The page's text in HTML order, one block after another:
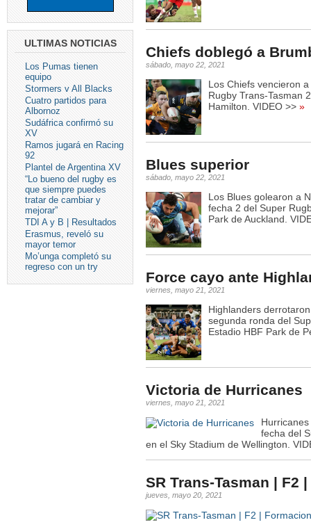
ULTIMAS NOTICIAS
Los Pumas tienen
equipo
Stormers v All Blacks
Cuatro partidos para
Albornoz
Sudáfrica confirmó su
XV
Ramos jugará en Racing
92
Plantel de Argentina XV
“Lo bueno del rugby es
que siempre puedes
tratar de cambiar y
mejorar”
TDI A y B | Resultados
Erasmus, reveló su
mayor temor
Mo’unga completó su
regreso con un try
Chiefs doblegó a
sábado, mayo 22, 2021
Los Chiefs vencieron
Rugby Trans-Tasman
Hamilton. VIDEO >> »
Blues superior
sábado, mayo 22, 2021
Los Blues golearon a
fecha 2 del Super
Park de Auckland.
Force cayo ante
viernes, mayo 21, 2021
Highlanders
segunda ronda del
Estadio HBF Park de
Victoria de Hurricanes
viernes, mayo 21, 2021
fecha del
en el Sky Stadium de Wellington.
SR Trans-Tasman | F2
jueves, mayo 20, 2021